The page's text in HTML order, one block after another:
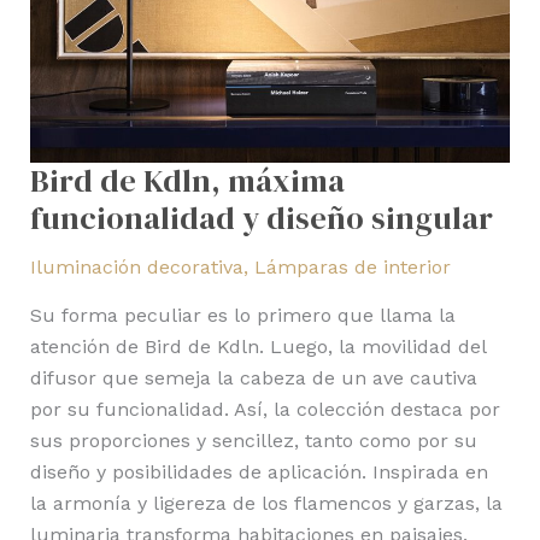
Bird de Kdln, máxima
funcionalidad y diseño singular
Iluminación decorativa, Lámparas de interior
Su forma peculiar es lo primero que llama la
atención de Bird de Kdln. Luego, la movilidad del
difusor que semeja la cabeza de un ave cautiva
por su funcionalidad. Así, la colección destaca por
sus proporciones y sencillez, tanto como por su
diseño y posibilidades de aplicación. Inspirada en
la armonía y ligereza de los flamencos y garzas, la
luminaria transforma habitaciones en paisajes.